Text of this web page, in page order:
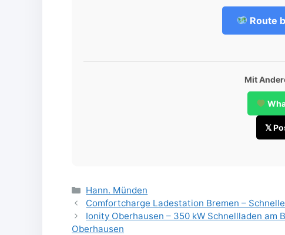
Route
Mit
𝕏
Categories
Hann. Münden
Comfortcharge Ladestation Bremen –
Ionity Oberhausen – 350 kW Schnellladen
Oberhausen